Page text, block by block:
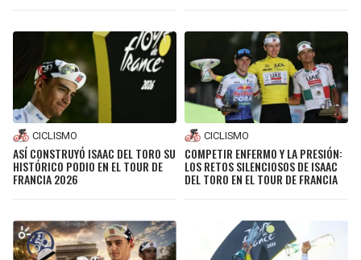
CICLISMO
ASÍ CONSTRUYÓ ISAAC DEL TORO SU
HISTÓRICO PODIO EN EL TOUR DE
FRANCIA 2026
CICLISMO
COMPETIR ENFERMO Y LA PRESIÓN:
LOS RETOS SILENCIOSOS DE ISAAC
DEL TORO EN EL TOUR DE FRANCIA